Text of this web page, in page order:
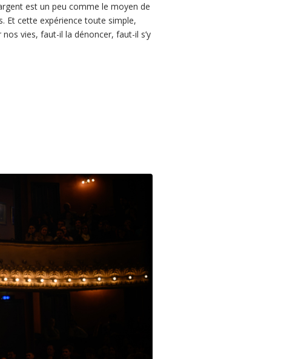
est un peu comme le moyen de
Et cette expérience toute simple,
vies, faut-il la dénoncer, faut-il s’y